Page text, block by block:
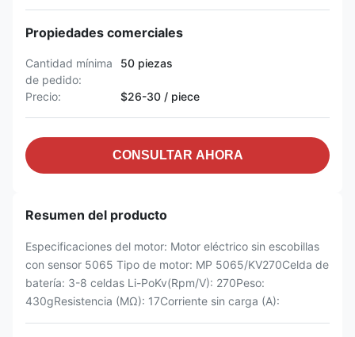
Propiedades comerciales
Cantidad mínima
de pedido:
50 piezas
Precio: $26-30 / piece
CONSULTAR AHORA
Resumen del producto
Especificaciones del motor: Motor eléctrico sin escobillas
con sensor 5065 Tipo de motor: MP 5065/KV270Celda de
batería: 3-8 celdas Li-PoKv(Rpm/V): 270Peso:
430gResistencia (MΩ): 17Corriente sin carga (A):